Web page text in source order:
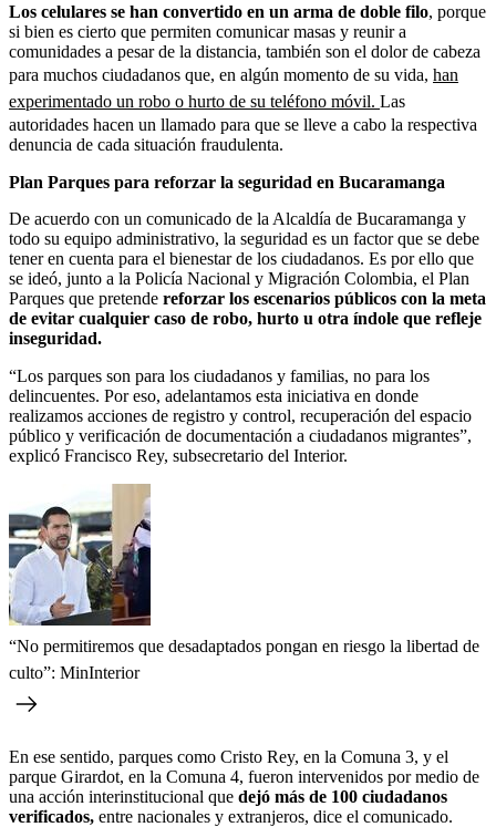
Los celulares se han convertido en un arma de doble filo, porque
si bien es cierto que permiten comunicar masas y reunir a
comunidades a pesar de la distancia, también son el dolor de cabeza
para muchos ciudadanos que, en algún momento de su vida, han
experimentado un robo o hurto de su teléfono móvil. Las
autoridades hacen un llamado para que se lleve a cabo la respectiva
denuncia de cada situación fraudulenta.
Plan Parques para reforzar la seguridad en Bucaramanga
De acuerdo con un comunicado de la Alcaldía de Bucaramanga y
todo su equipo administrativo, la seguridad es un factor que se debe
tener en cuenta para el bienestar de los ciudadanos. Es por ello que
se ideó, junto a la Policía Nacional y Migración Colombia, el Plan
Parques que pretende reforzar los escenarios públicos con la meta
de evitar cualquier caso de robo, hurto u otra índole que refleje
inseguridad.
“Los parques son para los ciudadanos y familias, no para los
delincuentes. Por eso, adelantamos esta iniciativa en donde
realizamos acciones de registro y control, recuperación del espacio
público y verificación de documentación a ciudadanos migrantes”,
explicó Francisco Rey, subsecretario del Interior.
“No permitiremos que desadaptados pongan en riesgo la libertad de
culto”: MinInterior
En ese sentido, parques como Cristo Rey, en la Comuna 3, y el
parque Girardot, en la Comuna 4, fueron intervenidos por medio de
una acción interinstitucional que dejó más de 100 ciudadanos
verificados, entre nacionales y extranjeros, dice el comunicado.